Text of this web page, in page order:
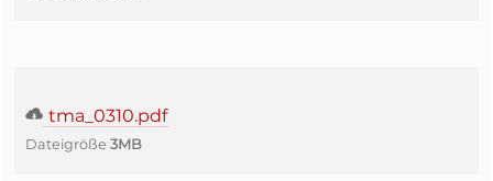
tma_0310.pdf
Dateigröße 3MB